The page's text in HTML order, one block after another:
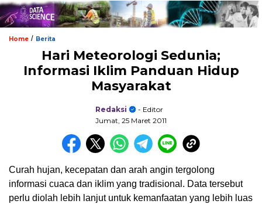
Home / Berita
Hari Meteorologi Sedunia;
Informasi Iklim Panduan Hidup
Masyarakat
Redaksi
- Editor
Jumat, 25 Maret 2011
Curah hujan, kecepatan dan arah angin tergolong
informasi cuaca dan iklim yang tradisional. Data tersebut
perlu diolah lebih lanjut untuk kemanfaatan yang lebih luas